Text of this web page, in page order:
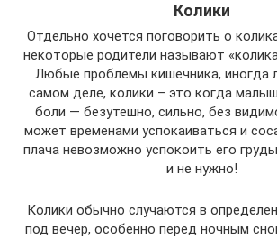
Колики
Отдельно хочется поговорить о
некоторые родители называют
Любые проблемы кишечника, иногда
самом деле, колики – это когда
боли — безутешно, сильно, без
может временами успокаиваться и
плача невозможно успокоить его
и не нужно!
Колики обычно случаются в
под вечер, особенно перед ночным